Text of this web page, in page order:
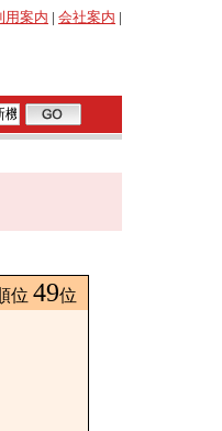
用案内 | 会社案内 |
位 49位